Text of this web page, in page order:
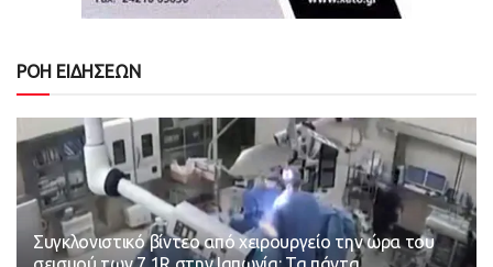
ΡΟΗ ΕΙΔΗΣΕΩΝ
Συγκλονιστικό βίντεο από χειρουργείο την ώρα του